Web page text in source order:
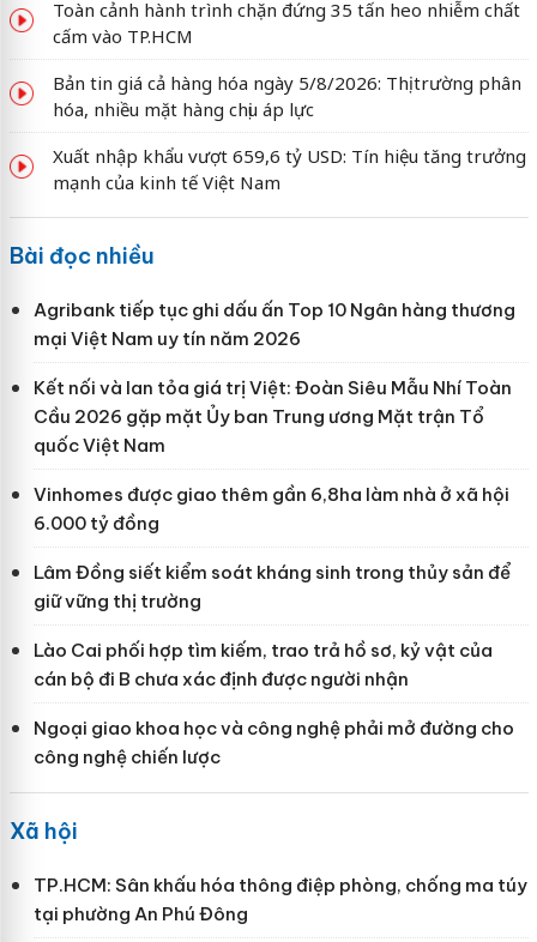
Toàn cảnh hành trình chặn đứng 35 tấn heo nhiễm chất
cấm vào TP.HCM
Bản tin giá cả hàng hóa ngày 5/8/2026: Thị trường phân
hóa, nhiều mặt hàng chịu áp lực
Xuất nhập khẩu vượt 659,6 tỷ USD: Tín hiệu tăng trưởng
mạnh của kinh tế Việt Nam
Bài đọc nhiều
Agribank tiếp tục ghi dấu ấn Top 10 Ngân hàng thương
mại Việt Nam uy tín năm 2026
Kết nối và lan tỏa giá trị Việt: Đoàn Siêu Mẫu Nhí Toàn
Cầu 2026 gặp mặt Ủy ban Trung ương Mặt trận Tổ
quốc Việt Nam
Vinhomes được giao thêm gần 6,8ha làm nhà ở xã hội
6.000 tỷ đồng
Lâm Đồng siết kiểm soát kháng sinh trong thủy sản để
giữ vững thị trường
Lào Cai phối hợp tìm kiếm, trao trả hồ sơ, kỷ vật của
cán bộ đi B chưa xác định được người nhận
Ngoại giao khoa học và công nghệ phải mở đường cho
công nghệ chiến lược
Xã hội
TP.HCM: Sân khấu hóa thông điệp phòng, chống ma túy
tại phường An Phú Đông